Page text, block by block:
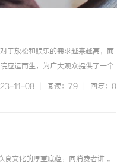
于放松和娱乐的需求越来越高，而
应运而生，为广大观众提供了一个
影院，你可以免费观看最新、最
11-08 阅读：79 回复：0
文化的厚重底蕴，向消费者讲 ...